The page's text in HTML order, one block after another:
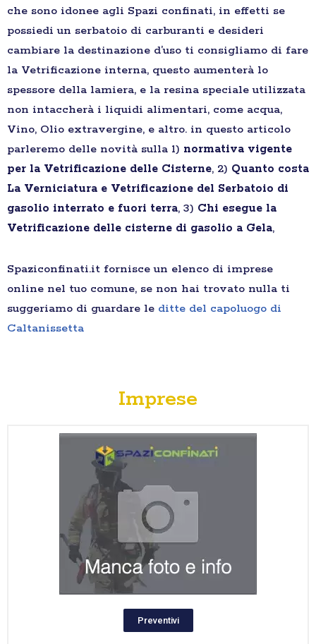
che sono idonee agli Spazi confinati, in effetti se
possiedi un serbatoio di carburanti e desideri
cambiare la destinazione d’uso ti consigliamo di fare
la Vetrificazione interna, questo aumenterà lo
spessore della lamiera, e la resina speciale utilizzata
non intaccherà i liquidi alimentari, come acqua,
Vino, Olio extravergine, e altro. in questo articolo
parleremo delle novità sulla 1) normativa vigente
per la Vetrificazione delle Cisterne, 2) Quanto costa
La Verniciatura e Vetrificazione del Serbatoio di
gasolio interrato e fuori terra, 3) Chi esegue la
Vetrificazione delle cisterne di gasolio a Gela,
Spaziconfinati.it fornisce un elenco di imprese
online nel tuo comune, se non hai trovato nulla ti
suggeriamo di guardare le ditte del capoluogo di
Caltanissetta
Imprese
Preventivi